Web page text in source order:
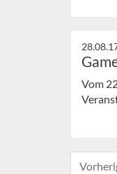
Vom